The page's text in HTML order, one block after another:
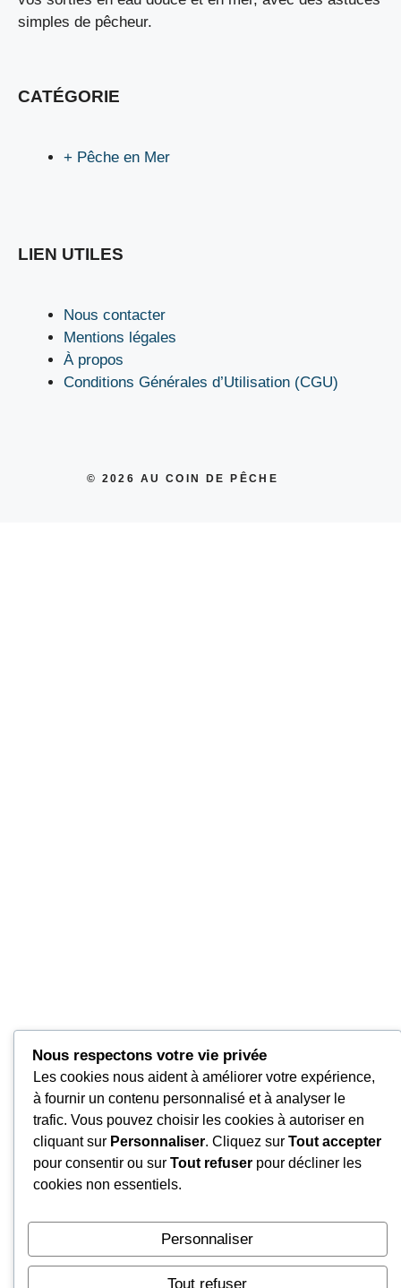
simples de pêcheur.
CATÉGORIE
+ Pêche en Mer
LIEN UTILES
Nous contacter
Mentions légales
À propos
Conditions Générales d’Utilisation (CGU)
© 2026 AU COIN DE PÊCHE
Nous respectons votre vie privée
Les cookies nous aident à améliorer votre expérience,
à fournir un contenu personnalisé et à analyser le
trafic. Vous pouvez choisir les cookies à autoriser en
cliquant sur Personnaliser. Cliquez sur Tout accepter
pour consentir ou sur Tout refuser pour décliner les
cookies non essentiels.
Personnaliser
Tout refuser